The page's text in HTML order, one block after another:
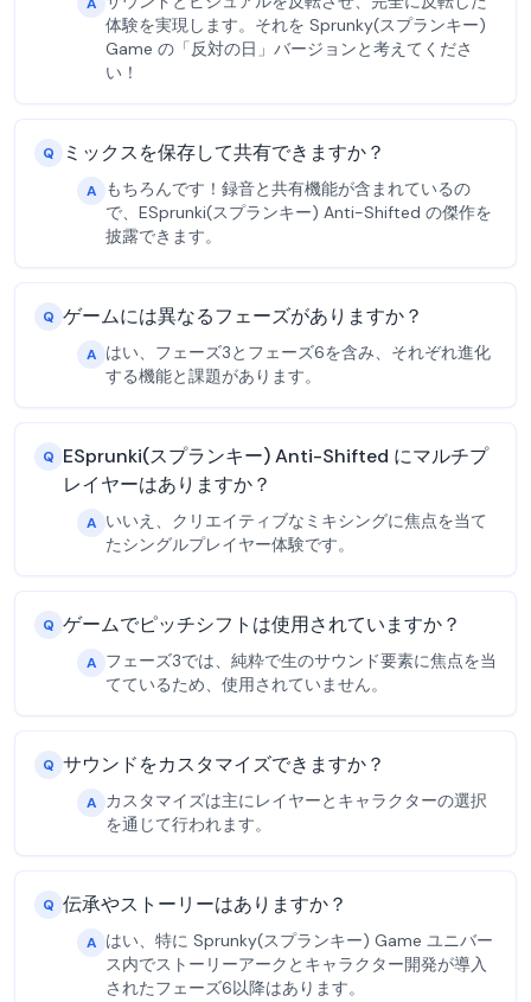
体験を実現します。それを Sprunky(スプランキー)
Game の「反対の日」バージョンと考えてくださ
い！
Q ミックスを保存して共有できますか？
A
もちろんです！録音と共有機能が含まれているの
で、ESprunki(スプランキー) Anti-Shifted の傑作を
披露できます。
Q ゲームには異なるフェーズがありますか？
A はい、フェーズ3とフェーズ6を含み、それぞれ進化
する機能と課題があります。
Q ESprunki(スプランキー) Anti-Shifted にマルチプ
レイヤーはありますか？
A いいえ、クリエイティブなミキシングに焦点を当て
たシングルプレイヤー体験です。
Q ゲームでピッチシフトは使用されていますか？
A フェーズ3では、純粋で生のサウンド要素に焦点を当
てているため、使用されていません。
Q サウンドをカスタマイズできますか？
A カスタマイズは主にレイヤーとキャラクターの選択
を通じて行われます。
Q 伝承やストーリーはありますか？
A はい、特に Sprunky(スプランキー) Game ユニバー
ス内でストーリーアークとキャラクター開発が導入
されたフェーズ6以降はあります。